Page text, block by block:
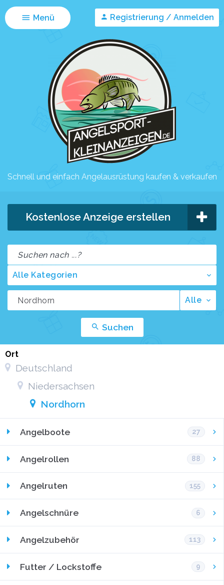
Menü Registrierung / Anmelden
Schnell und einfach Angelausrüstung kaufen & verkaufen
Kostenlose Anzeige erstellen
Alle Kategorien
Alle
Suchen
Ort
Deutschland
Niedersachsen
Nordhorn
Angelboote 27
Angelrollen 88
Angelruten 155
Angelschnüre 6
Angelzubehör 113
Futter / Lockstoffe 9